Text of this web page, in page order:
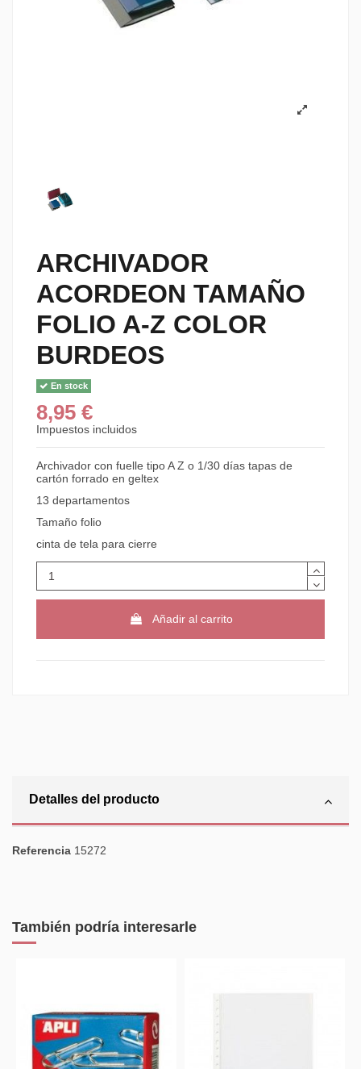
ARCHIVADOR
ACORDEON TAMAÑO
FOLIO A-Z COLOR
BURDEOS
En stock
8,95 €
Impuestos incluidos
Archivador con fuelle tipo A Z o 1/30 días tapas de
cartón forrado en geltex
13 departamentos
Tamaño folio
cinta de tela para cierre
Añadir al carrito
Detalles del producto
Referencia 15272
También podría interesarle